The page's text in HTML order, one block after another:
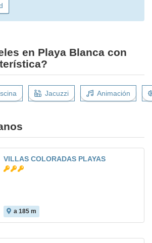
en Playa Blanca con
Jacuzzi Animación
VILLAS COLORADAS PLAYAS
a 185 m